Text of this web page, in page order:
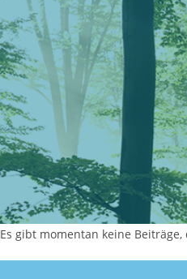
Es gibt momentan keine